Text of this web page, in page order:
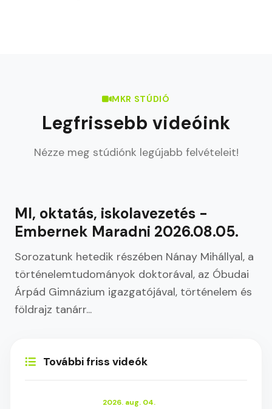
MKR STÚDIÓ
Legfrissebb videóink
Nézze meg stúdiónk legújabb felvételeit!
MI, oktatás, iskolavezetés -
Embernek Maradni 2026.08.05.
Sorozatunk hetedik részében Nánay Mihállyal, a
történelemtudományok doktorával, az Óbudai
Árpád Gimnázium igazgatójával, történelem és
földrajz tanárr...
További friss videók
2026. aug. 04.